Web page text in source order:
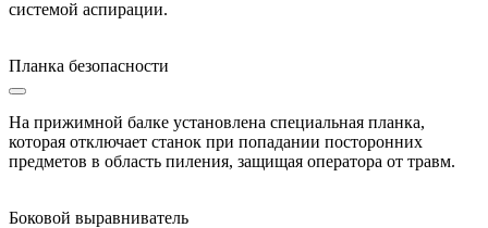
системой аспирации.
Планка безопасности
На прижимной балке установлена специальная планка,
которая отключает станок при попадании посторонних
предметов в область пиления, защищая оператора от травм.
Боковой выравниватель